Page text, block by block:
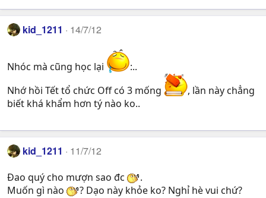
kid_1211 14/7/12
Nhóc mà cũng học lại
:..
Nhớ hồi Tết tổ chức Off có 3 mống
, lần này chẳng
biết khá khẩm hơn tý nào ko..
kid_1211 11/7/12
Đao quý cho mượn sao đc
.
Muốn gì nào
? Dạo này khỏe ko? Nghỉ hè vui chứ?